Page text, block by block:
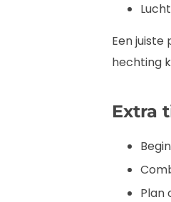
Een
hechting
Extra
Plan